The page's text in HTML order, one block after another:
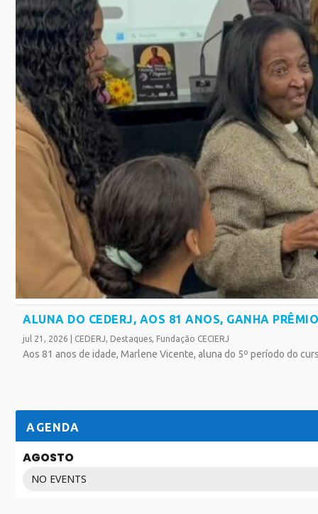
ALUNA DO CEDERJ, AOS 81 ANOS, GANHA
jul 21, 2026 CEDERJ Destaques Fundação CECIERJ
Aos 81 anos de idade, Marlene Vicente, aluna do 5º período do
AGENDA
AGOSTO
NO EVENTS